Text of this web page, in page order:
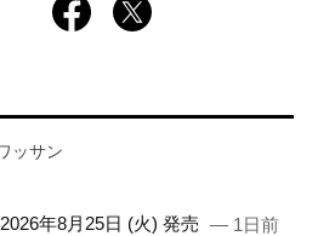
ッサン
年8月25日 (火) 発売 — 1日前